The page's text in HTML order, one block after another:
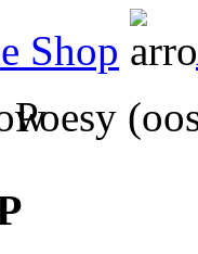
Shop
Poesy